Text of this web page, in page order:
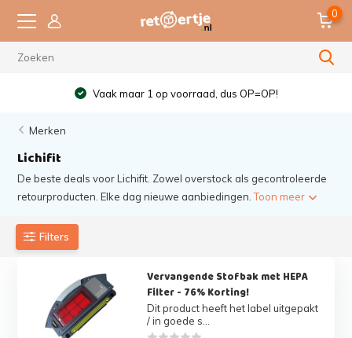
0
Vaak maar 1 op voorraad, dus OP=OP!
Merken
Lichifit
De beste deals voor Lichifit. Zowel overstock als gecontroleerde
retourproducten. Elke dag nieuwe aanbiedingen.Toon meer
Filters
Vervangende Stofbak met HEPA
Filter - 76% Korting!
Dit product heeft het label uitgepakt
/ in goede s...